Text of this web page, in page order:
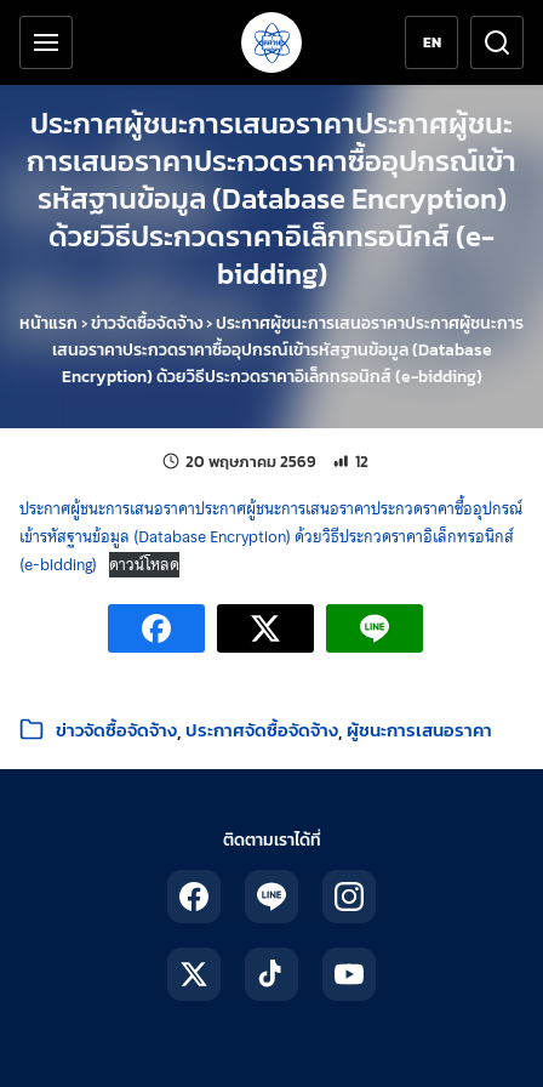
ข้ามไปยังเนื้อหาหลัก
เครื่องมือช่วยเหลือ
EN
ประกาศผู้ชนะการเสนอราคาประกาศผู้ชนะ
การเสนอราคาประกวดราคาซื้ออุปกรณ์เข้า
รหัสฐานข้อมูล (Database Encryption)
ด้วยวิธีประกวดราคาอิเล็กทรอนิกส์ (e-
bidding)
หน้าแรก›ข่าวจัดซื้อจัดจ้าง›ประกาศผู้ชนะการเสนอราคาประกาศผู้ชนะการ
เสนอราคาประกวดราคาซื้ออุปกรณ์เข้ารหัสฐานข้อมูล (Database
Encryption) ด้วยวิธีประกวดราคาอิเล็กทรอนิกส์ (e-bidding)
20 พฤษภาคม 2569 แก้ไขล่าสุดเมื่อ:
จำนวนการเข้าชม 12 ครั้ง
12
ประกาศผู้ชนะการเสนอราคาประกาศผู้ชนะการเสนอราคาประกวดราคาซื้ออุปกรณ์
เข้ารหัสฐานข้อมูล (Database Encryption) ด้วยวิธีประกวดราคาอิเล็กทรอนิกส์
(e-bidding) ดาวน์โหลด
หมวดหมู่:
ข่าวจัดซื้อจัดจ้าง ประกาศจัดซื้อจัดจ้าง ผู้ชนะการเสนอราคา
ติดตามเราได้ที่